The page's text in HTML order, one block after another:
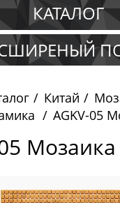
КАТАЛОГ
Китай
AGKV-05